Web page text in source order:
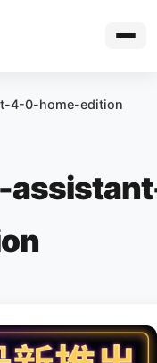
4-0-home-edition